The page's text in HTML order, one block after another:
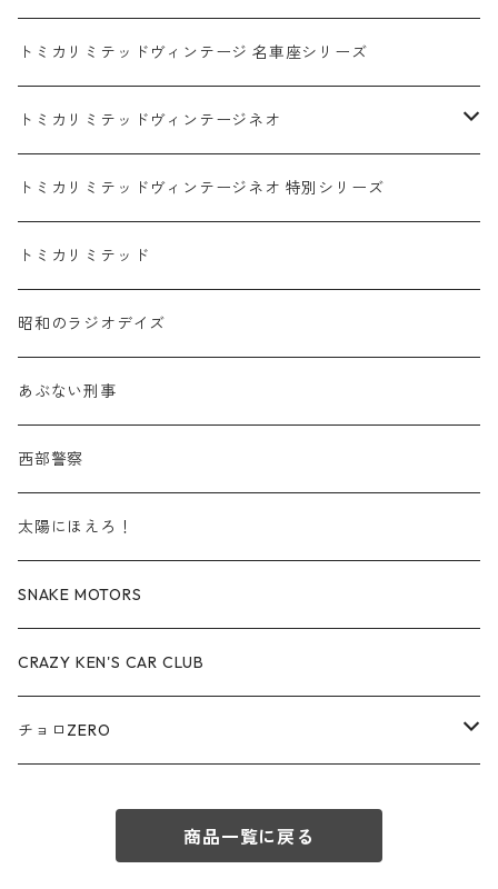
ホンダ / HONDA
日産 / NISSAN
スバル / SUBARU
スズキ / SUZUKI
三菱 / MITSUBISHI
シボレー / Chevrolet
ビー・エム・ダブリュー / BMW
レクサス / LEXUS
アウディ / Audi
ロータス / LOTUS
三菱ふそう/ MITSUBISHI FUSO
赤箱 - 絶版（廃盤）トミカ No.1-120
赤箱 - 絶版（廃盤）トミカ No.1-9
赤箱 - 絶版（廃盤）トミカ No.10-19
赤箱 - 絶版（廃盤）トミカ No.60-69
赤箱 - 絶版（廃盤）トミカ No.70-79
赤箱 - 絶版（廃盤）トミカ No.110-119
赤箱 - 絶版（廃盤）ロングトミカ No.121-
赤箱 - 車種別
乗用車
商用車・公用車
TLV - No. LV-00-195
TLV - No. LV-00-09
TLV - No. LV-10-19
TLV - No. LV-60-69
TLV - No. LV-70-79
TLV - No. LV-110-119
TLV - 車種別
乗用車
商用車・公用車
トミカリミテッドヴィンテージ 名車座シリーズ
トミカリミテッドヴィンテージネオ
TLVN - NEW LINEUP
TLVN - No. LV-00-219
TLVN - No. LV-00-09
TLVN - No. LV-10-19
TLVN - No. LV-60-69
TLVN - No. LV-70-79
TLVN - 車種別
乗用車
商用車・公用車
トミカリミテッドヴィンテージネオ 特別シリーズ
トミカリミテッド
昭和のラジオデイズ
あぶない刑事
西部警察
太陽にほえろ！
SNAKE MOTORS
CRAZY KEN'S CAR CLUB
チョロZERO
チョロQZERO - No. Z-00-09
あぶない刑事
商品一覧に戻る